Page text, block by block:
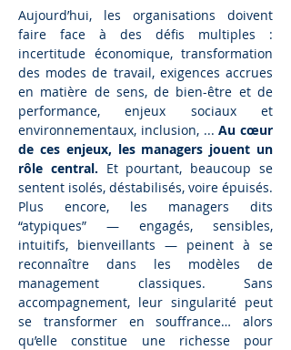
Aujourd’hui, les organisations doivent
faire face à des défis multiples :
incertitude économique, transformation
des modes de travail, exigences accrues
en matière de sens, de bien-être et de
performance, enjeux sociaux et
environnementaux, inclusion, ...Au cœur
de ces enjeux, les managers jouent un
rôle central. Et pourtant, beaucoup se
sentent isolés, déstabilisés, voire épuisés.
Plus encore, les managers dits
“atypiques” — engagés, sensibles,
intuitifs, bienveillants — peinent à se
reconnaître dans les modèles de
management classiques. Sans
accompagnement, leur singularité peut
se transformer en souffrance… alors
qu’elle constitue une richesse pour